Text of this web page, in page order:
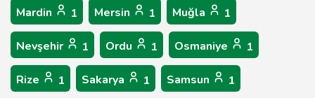
Mardin 1 Mersin 1 Muğla 1
Nevşehir 1 Ordu 1 Osmaniye 1
Rize 1 Sakarya 1 Samsun 1